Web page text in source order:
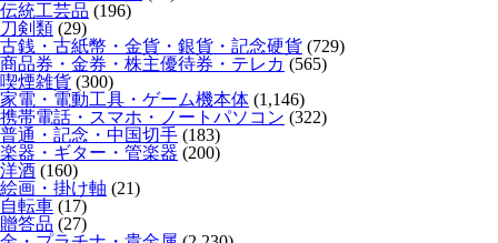
伝統工芸品 (196)
刀剣類 (29)
古銭・古紙幣・金貨・銀貨・記念硬貨 (729)
商品券・金券・株主優待券・テレカ (565)
喫煙雑貨 (300)
家電・電動工具・ゲーム機本体 (1,146)
携帯電話・スマホ・ノートパソコン (322)
普通・記念・中国切手 (183)
楽器・ギター・管楽器 (200)
洋酒 (160)
絵画・掛け軸 (21)
自転車 (17)
贈答品 (27)